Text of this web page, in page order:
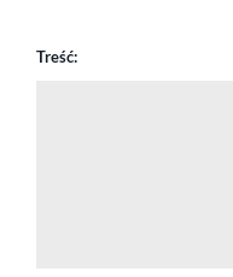
Treść: